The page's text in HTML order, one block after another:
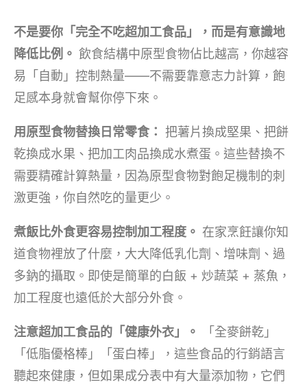
不是要你「完全不吃超加工食品」，而是有意識地
降低比例。 飲食結構中原型食物佔比越高，你越容
易「自動」控制熱量——不需要靠意志力計算，飽
足感本身就會幫你停下來。
用原型食物替換日常零食： 把薯片換成堅果、把餅
乾換成水果、把加工肉品換成水煮蛋。這些替換不
需要精確計算熱量，因為原型食物對飽足機制的刺
激更強，你自然吃的量更少。
煮飯比外食更容易控制加工程度。 在家烹飪讓你知
道食物裡放了什麼，大大降低乳化劑、增味劑、過
多鈉的攝取。即使是簡單的白飯 + 炒蔬菜 + 蒸魚，
加工程度也遠低於大部分外食。
注意超加工食品的「健康外衣」。
「全麥餅乾」
「低脂優格棒」「蛋白棒」，這些食品的行銷語言
聽起來健康，但如果成分表中有大量添加物，它們